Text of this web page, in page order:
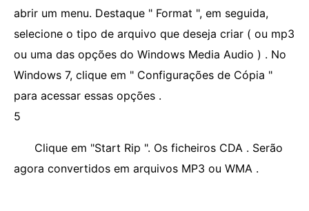
abrir um menu. Destaque " Format ", em seguida,
selecione o tipo de arquivo que deseja criar ( ou mp3
ou uma das opções do Windows Media Audio ) . No
Windows 7, clique em " Configurações de Cópia "
para acessar essas opções .
5
Clique em "Start Rip ". Os ficheiros CDA . Serão
agora convertidos em arquivos MP3 ou WMA .